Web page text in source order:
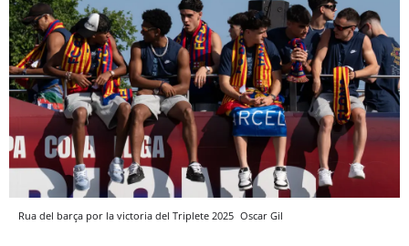
Rua del barça por la victoria del Triplete 2025 Oscar Gil